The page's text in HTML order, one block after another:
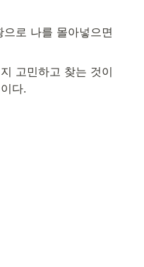
로 나를 몰아넣으면
고민하고 찾는 것이
다.